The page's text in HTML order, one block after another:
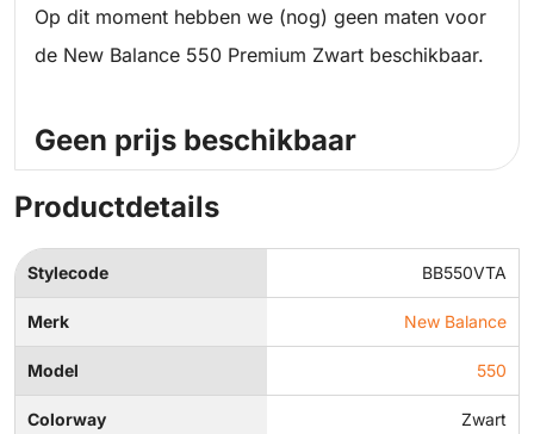
Op dit moment hebben we (nog) geen maten voor
de New Balance 550 Premium Zwart beschikbaar.
Geen prijs beschikbaar
Productdetails
Stylecode BB550VTA
Merk New Balance
Model 550
Colorway Zwart